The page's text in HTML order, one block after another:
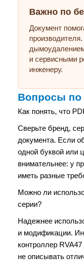
Важно по
Документ
и сервисными
инженеру.
Вопросы по
Как понять, что
Сверьте бренд,
документа. Если
одной буквой или
внимательнее: у
иметь разные
Можно ли
серии?
Надежнее
и модификации.
контроллер
не описывать